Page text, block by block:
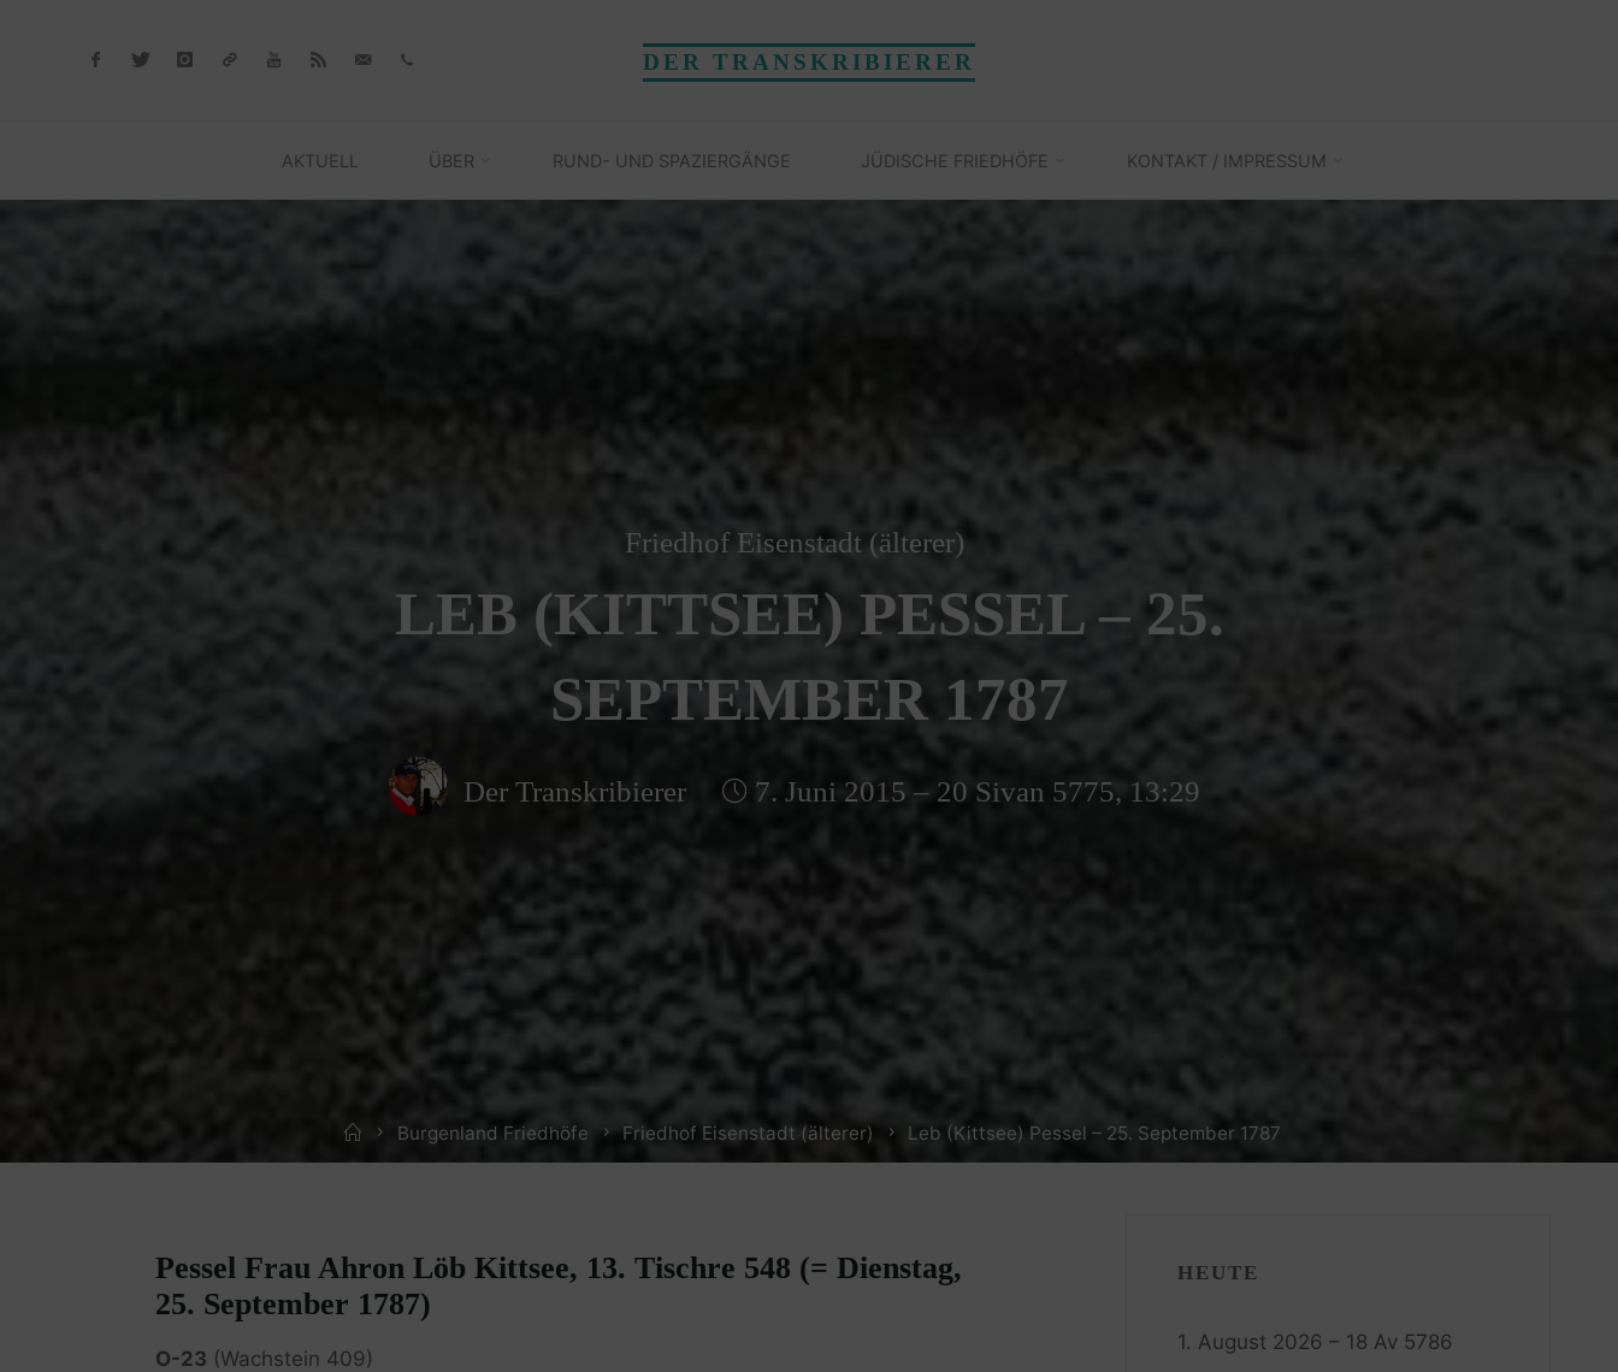
DER TRANSKRIBIERER
AKTUELL ÜBER RUND- UND SPAZIERGÄNGE JÜDISCHE FRIEDHÖFE KONTAKT / IMPRESSUM
Friedhof Eisenstadt (älterer)
LEB (KITTSEE) PESSEL – 25.
SEPTEMBER 1787
Der Transkribierer 7. Juni 2015 – 20 Sivan 5775, 13:29
HomeBurgenland Friedhöfe Friedhof Eisenstadt (älterer) Leb (Kittsee) Pessel – 25. September 1787
Pessel Frau Ahron Löb Kittsee, 13. Tischre 548 (= Dienstag,
25. September 1787)
O-23 (Wachstein 409)
HEUTE
1. August 2026 – 18 Av 5786